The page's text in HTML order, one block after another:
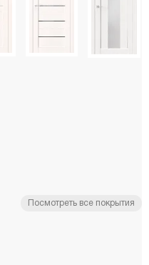
Посмотреть все покрытия